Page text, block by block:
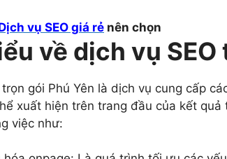
vụ SEO giá rẻ nên chọn
về dịch vụ SEO
trọn gói Phú Yên là dịch vụ cung cấp
xuất hiện trên trang đầu của kết quả
việc như: